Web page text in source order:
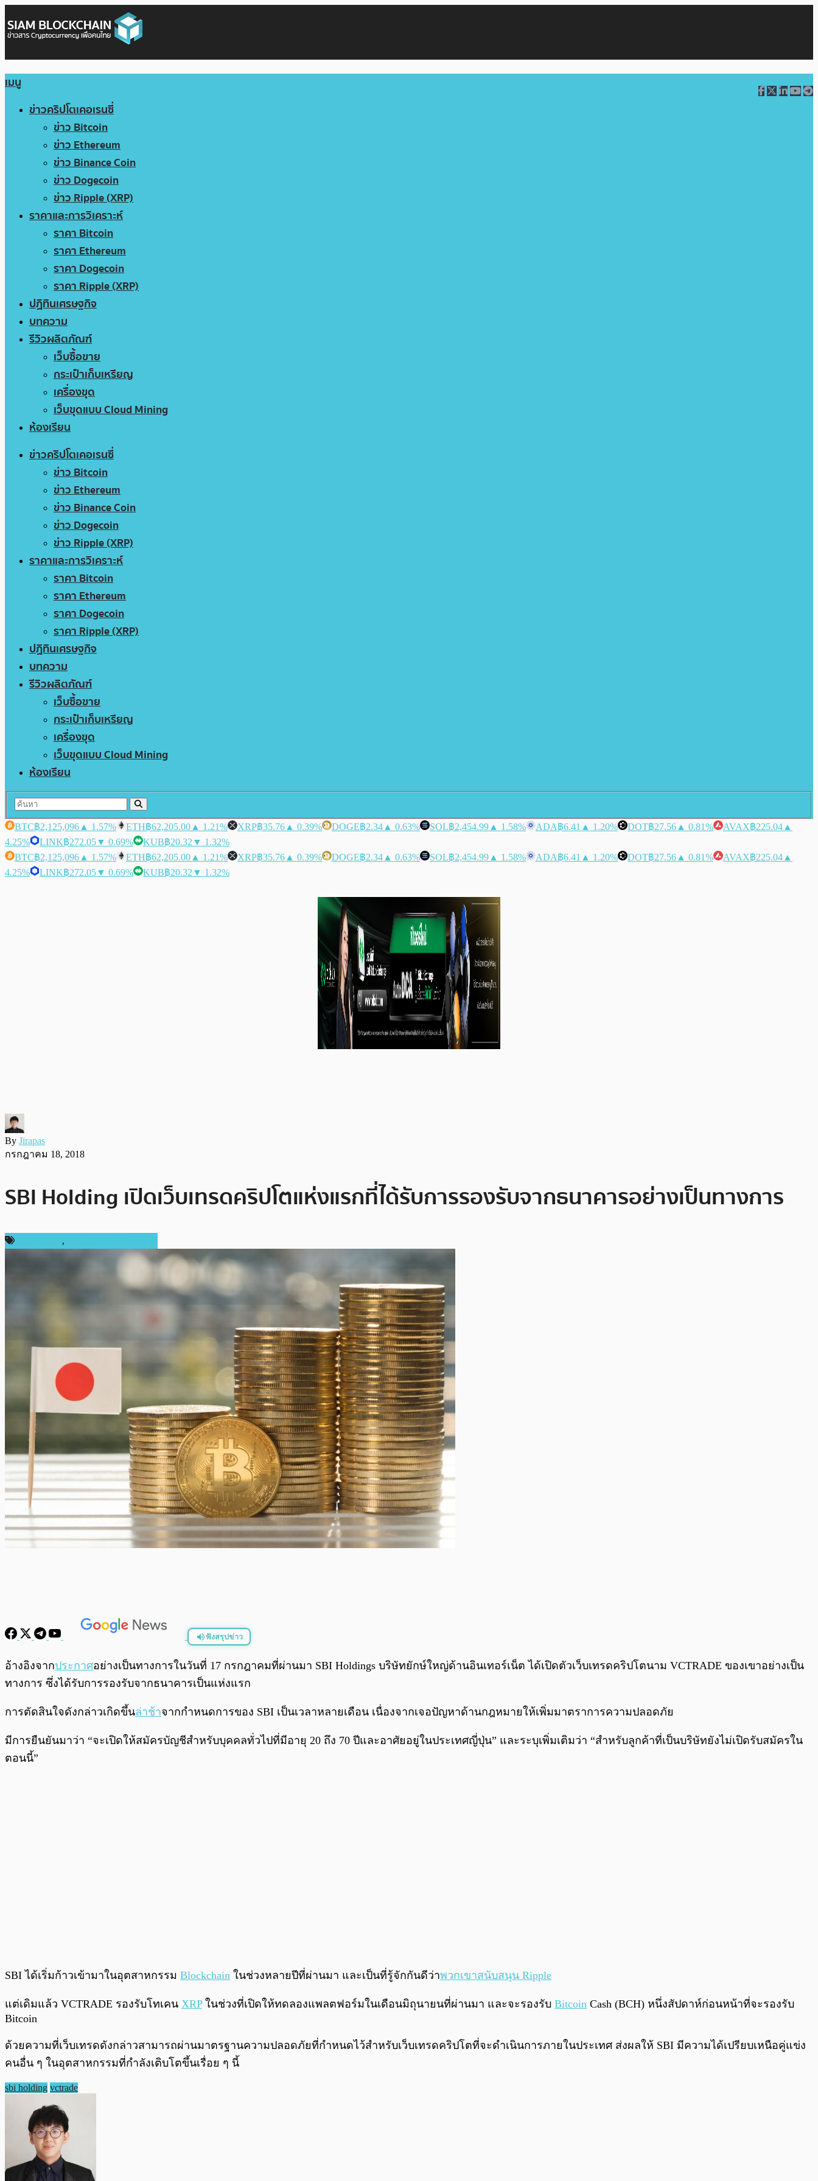
เมนู
ข่าวคริปโตเคอเรนซี่
ข่าว Bitcoin
ข่าว Ethereum
ข่าว Binance Coin
ข่าว Dogecoin
ข่าว Ripple (XRP)
ราคาและการวิเคราะห์
ราคา Bitcoin
ราคา Ethereum
ราคา Dogecoin
ราคา Ripple (XRP)
ปฏิทินเศรษฐกิจ
บทความ
รีวิวผลิตภัณฑ์
เว็บซื้อขาย
กระเป๋าเก็บเหรียญ
เครื่องขุด
เว็บขุดแบบ Cloud Mining
ห้องเรียน
ข่าวคริปโตเคอเรนซี่
ข่าว Bitcoin
ข่าว Ethereum
ข่าว Binance Coin
ข่าว Dogecoin
ข่าว Ripple (XRP)
ราคาและการวิเคราะห์
ราคา Bitcoin
ราคา Ethereum
ราคา Dogecoin
ราคา Ripple (XRP)
ปฏิทินเศรษฐกิจ
บทความ
รีวิวผลิตภัณฑ์
เว็บซื้อขาย
กระเป๋าเก็บเหรียญ
เครื่องขุด
เว็บขุดแบบ Cloud Mining
ห้องเรียน
BTC฿2,125,096 ▲ 1.57% ETH฿62,205.00 ▲ 1.21% XRP฿35.76 ▲ 0.39% DOGE฿2.34 ▲ 0.63% SOL฿2,454.99 ▲ 1.58% ADA฿6.41 ▲ 1.20% DOT฿27.56 ▲ 0.81% AVAX฿225.04 ▲
4.25%
LINK฿272.05▼ 0.69% KUB฿20.32 ▼ 1.32%
BTC฿2,125,096 ▲ 1.57% ETH฿62,205.00 ▲ 1.21% XRP฿35.76 ▲ 0.39% DOGE฿2.34 ▲ 0.63% SOL฿2,454.99 ▲ 1.58% ADA฿6.41 ▲ 1.20% DOT฿27.56 ▲ 0.81% AVAX฿225.04 ▲
4.25%
LINK฿272.05▼ 0.69% KUB฿20.32 ▼ 1.32%
By Jirapas
กรกฎาคม 18, 2018
SBI Holding เปิดเว็บเทรดคริปโตแห่งแรกที่ได้รับการรองรับจากธนาคารอย่างเป็นทางการ
,
ฟังสรุปข่าว
พร้อมเล่น
อ้างอิงจากประกาศอย่างเป็นทางการในวันที่ 17 กรกฎาคมที่ผ่านมา SBI Holdings บริษัทยักษ์ใหญ่ด้านอินเทอร์เน็ต ได้เปิดตัวเว็บเทรดคริปโตนาม VCTRADE ของเขาอย่างเป็น
ทางการ ซึ่งได้รับการรองรับจากธนาคารเป็นแห่งแรก
การตัดสินใจดังกล่าวเกิดขึ้นล่าช้าจากกำหนดการของ SBI เป็นเวลาหลายเดือน เนื่องจากเจอปัญหาด้านกฎหมายให้เพิ่มมาตราการความปลอดภัย
มีการยืนยันมาว่า “จะเปิดให้สมัครบัญชีสำหรับบุคคลทั่วไปที่มีอายุ 20 ถึง 70 ปีและอาศัยอยู่ในประเทศญี่ปุ่น” และระบุเพิ่มเติมว่า “สำหรับลูกค้าที่เป็นบริษัทยังไม่เปิดรับสมัครใน
ตอนนี้”
SBI ได้เริ่มก้าวเข้ามาในอุตสาหกรรม Blockchain ในช่วงหลายปีที่ผ่านมา และเป็นที่รู้จักกันดีว่าพวกเขาสนับสนุน Ripple
แต่เดิมแล้ว VCTRADE รองรับโทเคน XRPในช่วงที่เปิดให้ทดลองแพลตฟอร์มในเดือนมิถุนายนที่ผ่านมา และจะรองรับ Bitcoin Cash (BCH) หนึ่งสัปดาห์ก่อนหน้าที่จะรองรับ
Bitcoin
ด้วยความที่เว็บเทรดดังกล่าวสามารถผ่านมาตรฐานความปลอดภัยที่กำหนดไว้สำหรับเว็บเทรดคริปโตที่จะดำเนินการภายในประเทศ ส่งผลให้ SBI มีความได้เปรียบเหนือคู่แข่ง
คนอื่น ๆ ในอุตสาหกรรมที่กำลังเติบโตขึ้นเรื่อย ๆ นี้
sbi holding vctrade